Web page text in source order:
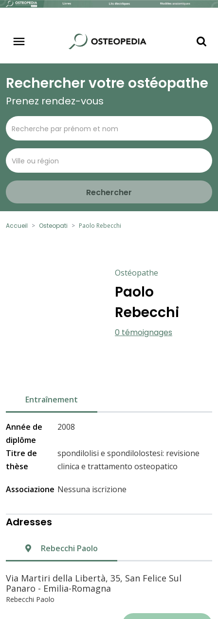
Rechercher votre ostéopathe
Prenez rendez-vous
Rechercher
Accueil Osteopati Paolo Rebecchi
Ostéopathe
Paolo
Rebecchi
0 témoignages
Entraînement
Année de
diplôme
2008
Titre de
thèse
spondilolisi e spondilolostesi: revisione
clinica e trattamento osteopatico
Associazione Nessuna iscrizione
Adresses
Rebecchi Paolo
Via Martiri della Libertà, 35, San Felice Sul
Panaro - Emilia-Romagna
Rebecchi Paolo